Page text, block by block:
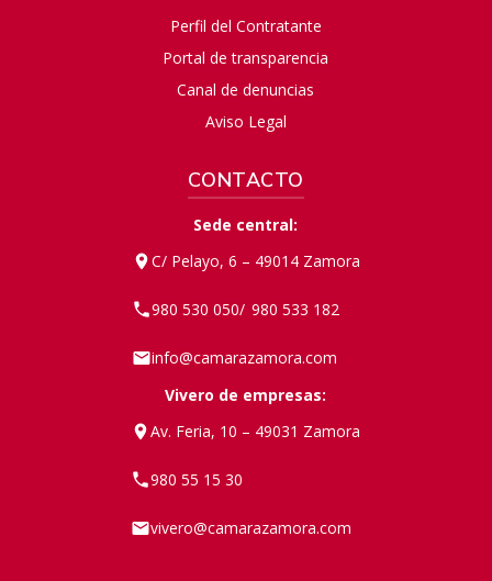
Perfil del Contratante
Portal de transparencia
Canal de denuncias
Aviso Legal
CONTACTO
Sede central:
C/ Pelayo, 6 – 49014 Zamora
980 530 050/ 980 533 182
info@camarazamora.com
Vivero de empresas:
Av. Feria, 10 – 49031 Zamora
980 55 15 30
vivero@camarazamora.com